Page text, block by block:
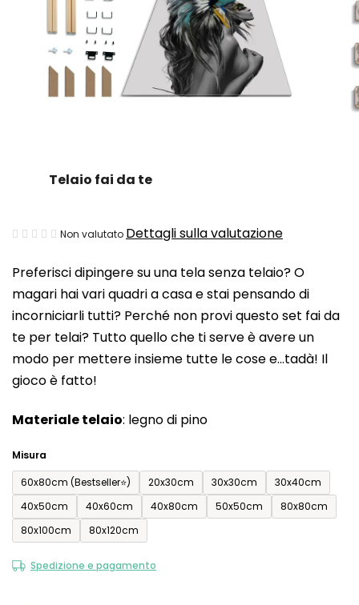
Preferisci dipingere su una tela senza telaio? O
magari hai vari quadri a casa e stai pensando di
incorniciarli tutti? Perché non provi questo set fai da
te per telai? Tutto quello che ti serve è avere un
modo per mettere insieme tutte le cose e...tadà! Il
gioco è fatto!
Materiale telaio: legno di pino
Misura
60x80cm (Bestseller⭐)
20x30cm 30x30cm
30x40cm
40x50cm
40x60cm 40x80cm 50x50cm
80x80cm
80x100cm
80x120cm
Spedizione e pagamento
Telaio fai da te
La
media
del
prodotto
è
0,0
su
stelle.
Non valutato Dettagli sulla valutazione